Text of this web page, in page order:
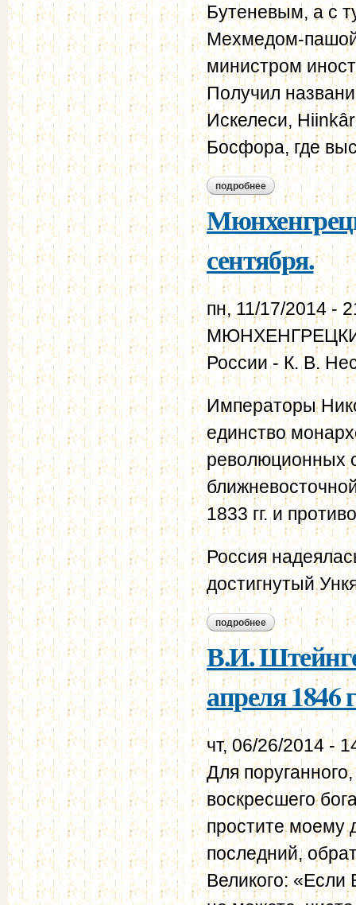
Бутеневым, а с
Мехмедом-
министром
Получил
Искелеси,
Босфора, где
подробнее о ункяр-
сентября.
пн, 11/17/2014 -
России - К. В.
Императоры
единство
революционных
1833 гг. и
Россия
достигнутый
подробнее о мюнхенгрецкие
В.И.
апреля 1846
чт, 06/26/2014 -
Для
воскресшего
простите моему
последний,
Великого: «Если